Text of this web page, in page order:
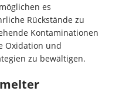
es
Rückstände zu
Kontaminationen
Oxidation und
zu bewältigen.